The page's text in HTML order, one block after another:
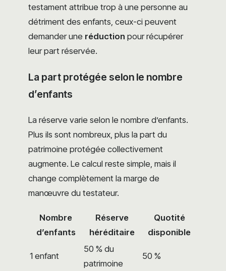
testament attribue trop à une personne au
détriment des enfants, ceux-ci peuvent
demander une réduction pour récupérer
leur part réservée.
La part protégée selon le nombre
d’enfants
La réserve varie selon le nombre d’enfants.
Plus ils sont nombreux, plus la part du
patrimoine protégée collectivement
augmente. Le calcul reste simple, mais il
change complètement la marge de
manœuvre du testateur.
Nombre
d’enfants
Réserve
héréditaire
Quotité
disponible
1 enfant
50 % du
patrimoine
50 %